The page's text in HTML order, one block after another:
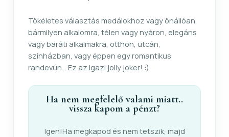
Tökéletes választás medálokhoz vagy önállóan,
bármilyen alkalomra, télen vagy nyáron, elegáns
vagy baráti alkalmakra, otthon, utcán,
színházban, vagy éppen egy romantikus
randevún... Ez az igazi jolly joker! :)
Ha nem megfelelő valami miatt..
vissza kapom a pénzt?
Igen!Ha megkapod és nem tetszik, majd